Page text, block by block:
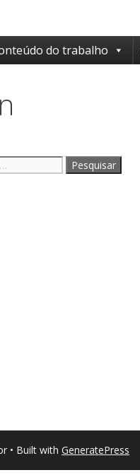
do trabalho
• Built with GeneratePress